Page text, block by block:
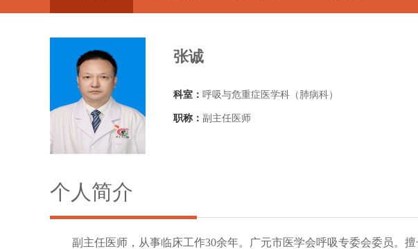
张诚
科室： 呼吸与危重症医学科（肺病科）
职称： 副主任医师
个人简介
副主任医师，从事临床工作30余年。广元市医学会呼吸专委会委员。